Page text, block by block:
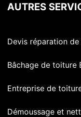
AUTRES
Devis réparation
Bâchage de toiture
Entreprise de
Démoussage et